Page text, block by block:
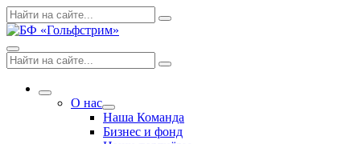
Skip
to
Поиск
по:
Search
Menu
Поиск
по:
Search
More О нас
Expand
dropdown
Наша Команда
Бизнес и фонд